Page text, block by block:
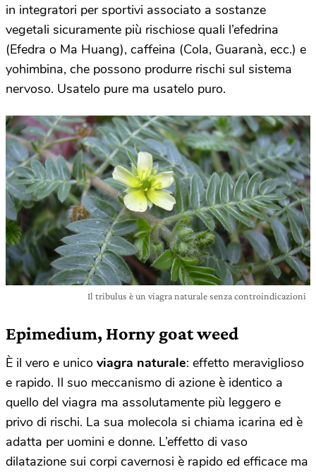
in integratori per sportivi associato a sostanze
vegetali sicuramente più rischiose quali l’efedrina
(Efedra o Ma Huang), caffeina (Cola, Guaranà, ecc.) e
yohimbina, che possono produrre rischi sul sistema
nervoso. Usatelo pure ma usatelo puro.
Il tribulus è un viagra naturale senza controindicazioni
Epimedium, Horny goat weed
È il vero e unico viagra naturale: effetto meraviglioso
e rapido. Il suo meccanismo di azione è identico a
quello del viagra ma assolutamente più leggero e
privo di rischi. La sua molecola si chiama icarina ed è
adatta per uomini e donne. L’effetto di vaso
dilatazione sui corpi cavernosi è rapido ed efficace ma